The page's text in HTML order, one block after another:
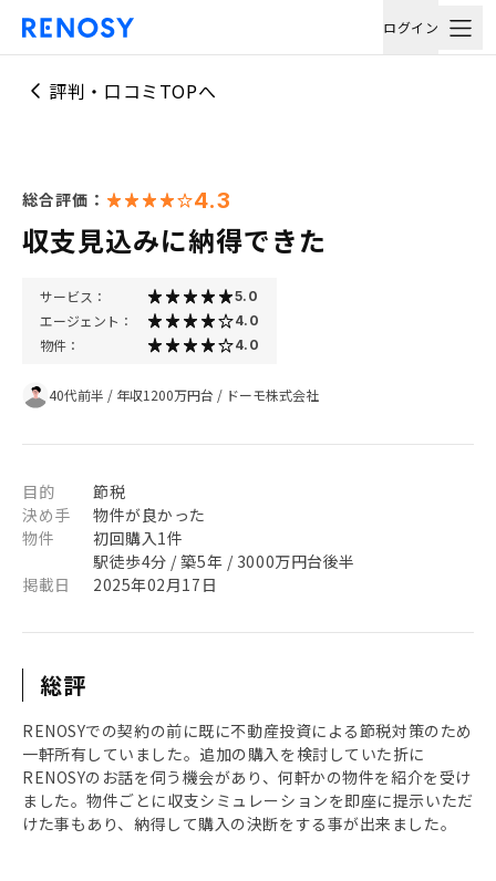
ログイン
評判・口コミTOPへ
総合評価： 4.3
収支見込みに納得できた
サービス： 5.0
エージェント： 4.0
物件： 4.0
40代前半 / 年収1200万円台 / ドーモ株式会社
目的
節税
決め手
物件が良かった
物件
初回購入1件
駅徒歩4分 / 築5年 / 3000万円台後半
掲載日
2025年02月17日
総評
RENOSYでの契約の前に既に不動産投資による節税対策のため
一軒所有していました。追加の購入を検討していた折に
RENOSYのお話を伺う機会があり、何軒かの物件を紹介を受け
ました。物件ごとに収支シミュレーションを即座に提示いただ
けた事もあり、納得して購入の決断をする事が出来ました。